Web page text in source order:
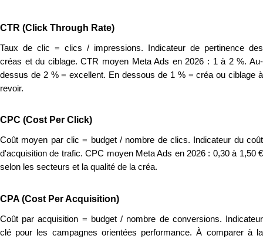
CTR (Click Through Rate)
Taux de clic = clics / impressions. Indicateur de pertinence des
créas et du ciblage. CTR moyen Meta Ads en 2026 : 1 à 2 %. Au-
dessus de 2 % = excellent. En dessous de 1 % = créa ou ciblage à
revoir.
CPC (Cost Per Click)
Coût moyen par clic = budget / nombre de clics. Indicateur du coût
d'acquisition de trafic. CPC moyen Meta Ads en 2026 : 0,30 à 1,50 €
selon les secteurs et la qualité de la créa.
CPA (Cost Per Acquisition)
Coût par acquisition = budget / nombre de conversions. Indicateur
clé pour les campagnes orientées performance. À comparer à la